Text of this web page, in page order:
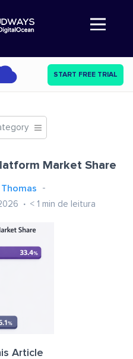
Abre a navegação
START FREE TRIAL
Market Share
Thomas
< 1 min de leitura
Article